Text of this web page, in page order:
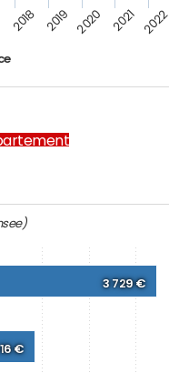
2018 2019 2020 2021 2022
3 729 €
€